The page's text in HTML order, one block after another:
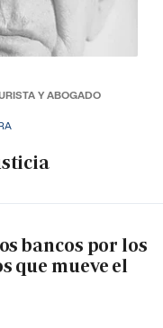
Y ABOGADO
bancos por los
que mueve el